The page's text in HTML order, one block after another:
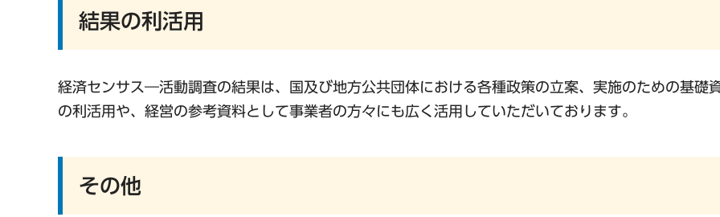
結果の利活用
経済センサス―活動調査の結果は、国及び地方公共団体における各種政策の立案、実施のための基礎
の利活用や、経営の参考資料として事業者の方々にも広く活用していただいております。
その他